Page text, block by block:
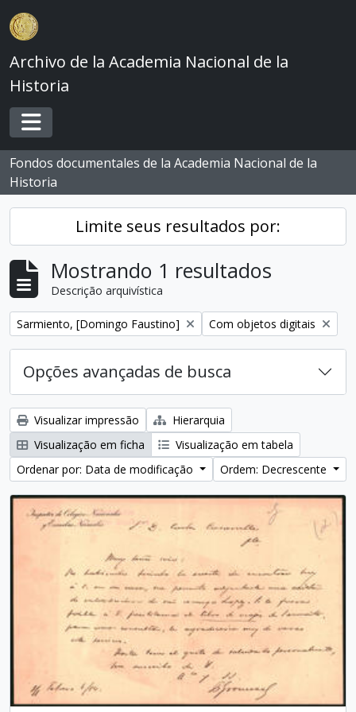
Skip to main content
Archivo de la Academia Nacional de la
Historia
Toggle navigation
Fondos documentales de la Academia Nacional de la
Historia
Limite seus resultados por:
Mostrando 1 resultados
Descrição arquivística
Remover filtro:
Sarmiento, [Domingo Faustino] Remover filtro:
Com objetos digitais
Opções avançadas de busca
Visualizar impressão
Hierarquia
Visualização em ficha
Visualização em tabela
Ordenar por: Data de modificação
Ordem: Decrescente